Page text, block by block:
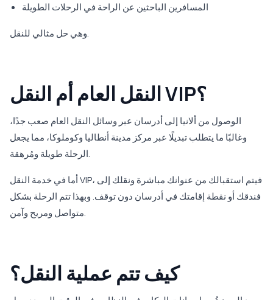
المسافرين الباحثين عن الراحة في الرحلات الطويلة
وهي حل مثالي للنقل.
النقل العام أم النقل VIP؟
الوصول من ألانيا إلى أدرسان عبر وسائل النقل العام صعب جدًا،
وغالبًا ما يتطلب تبديلًا عبر مركز مدينة أنطاليا وكوملوكا، مما يجعل
الرحلة طويلة ومُرهقة.
أما في خدمة النقل VIP، فيتم استقبالك من عنوانك مباشرة ونقلك إلى
فندقك أو نقطة إقامتك في أدرسان دون توقف. وبهذا تتم الرحلة بشكل
متواصل ومريح وآمن.
كيف تتم عملية النقل؟